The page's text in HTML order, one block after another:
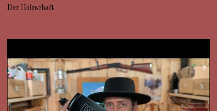
Der Holzschaft